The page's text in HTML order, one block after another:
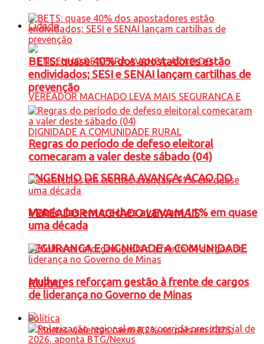
Cidade
ENGENHO DE SERRA AVANÇA: ACAO DO
VEREADOR MACHADO LEVA MAIS
SEGURANCA E DIGNIDADE A COMUNIDADE
RURAL
BETS: quase 40% dos apostadores estão
endividados; SESI e SENAI lançam cartilhas de
prevenção
Regras do período de defeso eleitoral
comecaram a valer deste sábado (04)
Matrículas em creches avançam 11% em quase
uma década
Mulheres reforçam gestão à frente de cargos
de liderança no Governo de Minas
Política